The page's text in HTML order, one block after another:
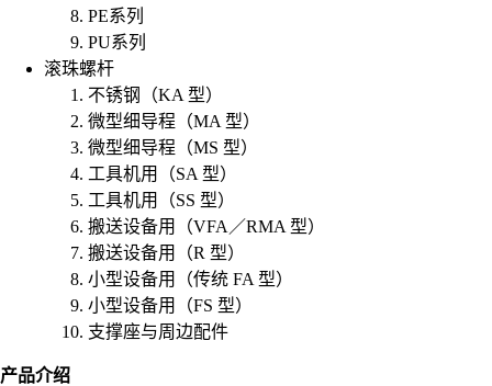
PE系列
PU系列
滚珠螺杆
不锈钢（KA 型）
微型细导程（MA 型）
微型细导程（MS 型）
工具机用（SA 型）
工具机用（SS 型）
搬送设备用（VFA／RMA 型）
搬送设备用（R 型）
小型设备用（传统 FA 型）
小型设备用（FS 型）
支撑座与周边配件
产品介绍